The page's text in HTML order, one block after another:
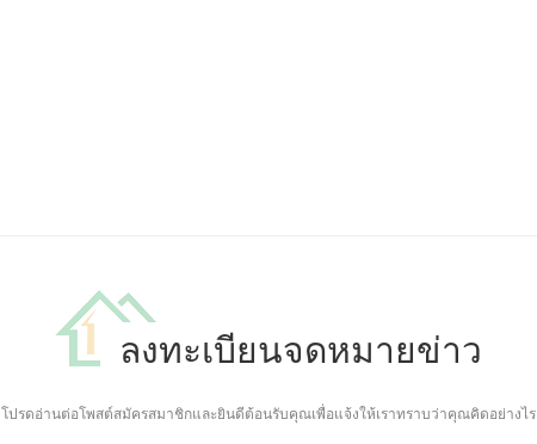
ลงทะเบียนจดหมายข่าว
โปรดอ่านต่อโพสต์สมัครสมาชิกและยินดีต้อนรับคุณเพื่อแจ้งให้เราทราบว่าคุณคิดอย่างไร